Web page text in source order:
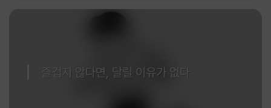
즐겁지 않다면, 달릴 이유가 없다